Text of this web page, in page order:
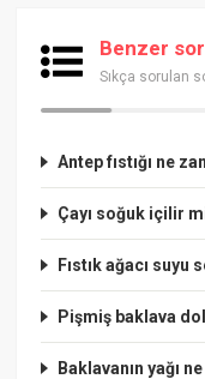
Benzer
Sıkça sorulan
Antep fıstığı ne
Çayı soğuk içilir
Fıstık ağacı suyu
Pişmiş baklava
Baklavanın yağı